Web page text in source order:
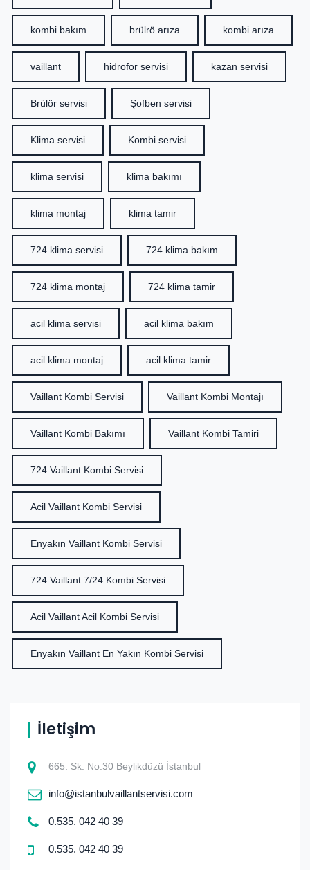
kombi bakım brülrö arıza kombi arıza
vaillant hidrofor servisi kazan servisi
Brülör servisi Şofben servisi
Klima servisi Kombi servisi
klima servisi klima bakımı
klima montaj klima tamir
724 klima servisi 724 klima bakım
724 klima montaj 724 klima tamir
acil klima servisi acil klima bakım
acil klima montaj acil klima tamir
Vaillant Kombi Servisi Vaillant Kombi Montajı
Vaillant Kombi Bakımı Vaillant Kombi Tamiri
724 Vaillant Kombi Servisi
Acil Vaillant Kombi Servisi
Enyakın Vaillant Kombi Servisi
724 Vaillant 7/24 Kombi Servisi
Acil Vaillant Acil Kombi Servisi
Enyakın Vaillant En Yakın Kombi Servisi
İletişim
665. Sk. No:30 Beylikdüzü İstanbul
info@istanbulvaillantservisi.com
0.535. 042 40 39
0.535. 042 40 39